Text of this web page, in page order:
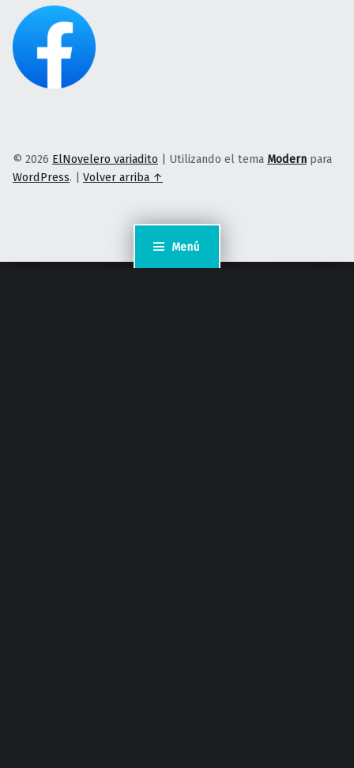
Menú
© 2026 ElNovelero variadito | Utilizando el tema Modern para
WordPress. | Volver arriba ↑